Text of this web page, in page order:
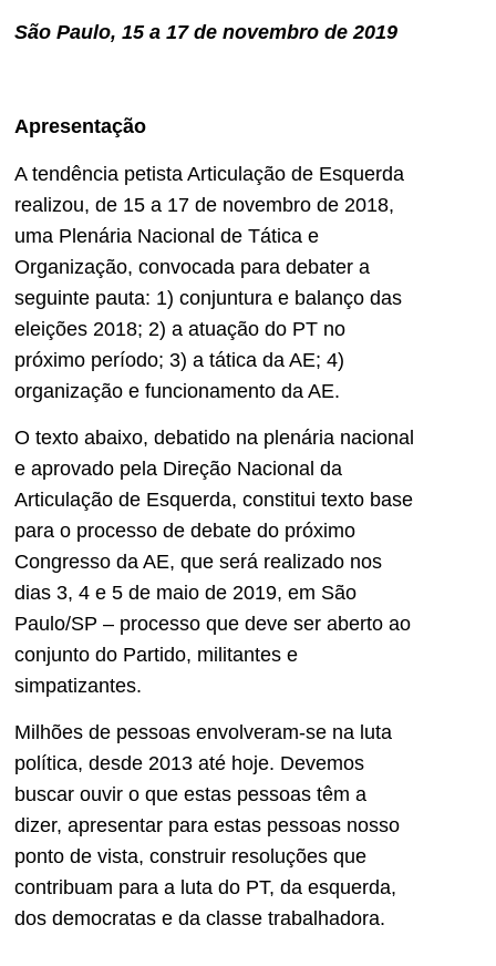
São Paulo, 15 a 17 de novembro de 2019
Apresentação
A tendência petista Articulação de Esquerda
realizou, de 15 a 17 de novembro de 2018,
uma Plenária Nacional de Tática e
Organização, convocada para debater a
seguinte pauta: 1) conjuntura e balanço das
eleições 2018; 2) a atuação do PT no
próximo período; 3) a tática da AE; 4)
organização e funcionamento da AE.
O texto abaixo, debatido na plenária nacional
e aprovado pela Direção Nacional da
Articulação de Esquerda, constitui texto base
para o processo de debate do próximo
Congresso da AE, que será realizado nos
dias 3, 4 e 5 de maio de 2019, em São
Paulo/SP – processo que deve ser aberto ao
conjunto do Partido, militantes e
simpatizantes.
Milhões de pessoas envolveram-se na luta
política, desde 2013 até hoje. Devemos
buscar ouvir o que estas pessoas têm a
dizer, apresentar para estas pessoas nosso
ponto de vista, construir resoluções que
contribuam para a luta do PT, da esquerda,
dos democratas e da classe trabalhadora.